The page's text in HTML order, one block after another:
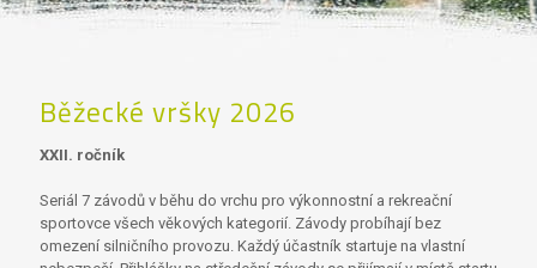
Běžecké vršky 2026
XXII. ročník
Seriál 7 závodů v běhu do vrchu pro výkonnostní a rekreační
sportovce všech věkových kategorií. Závody probíhají bez
omezení silničního provozu. Každý účastník startuje na vlastní